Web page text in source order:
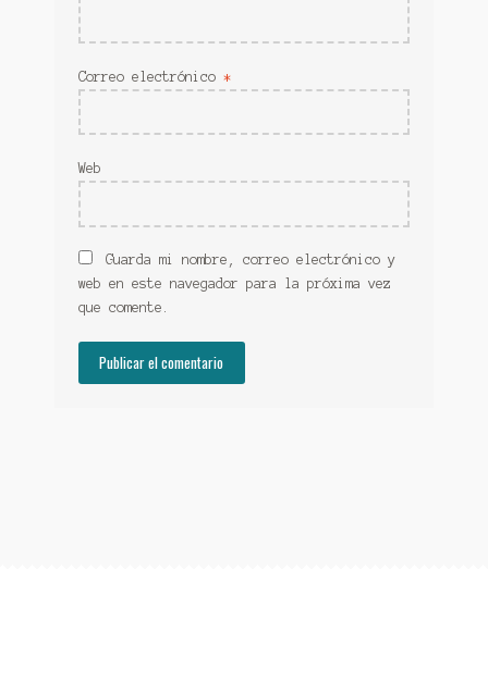
Correo electrónico *
Web
Guarda mi nombre, correo electrónico y
web en este navegador para la próxima vez
que comente.